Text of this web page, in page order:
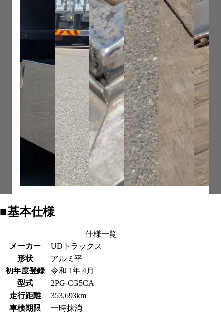
■基本仕様
仕様一覧
メーカー
UDトラックス
形状
アルミ平
初年度登録
令和 1年 4月
型式
2PG-CG5CA
走行距離
353,693km
車検期限
一時抹消